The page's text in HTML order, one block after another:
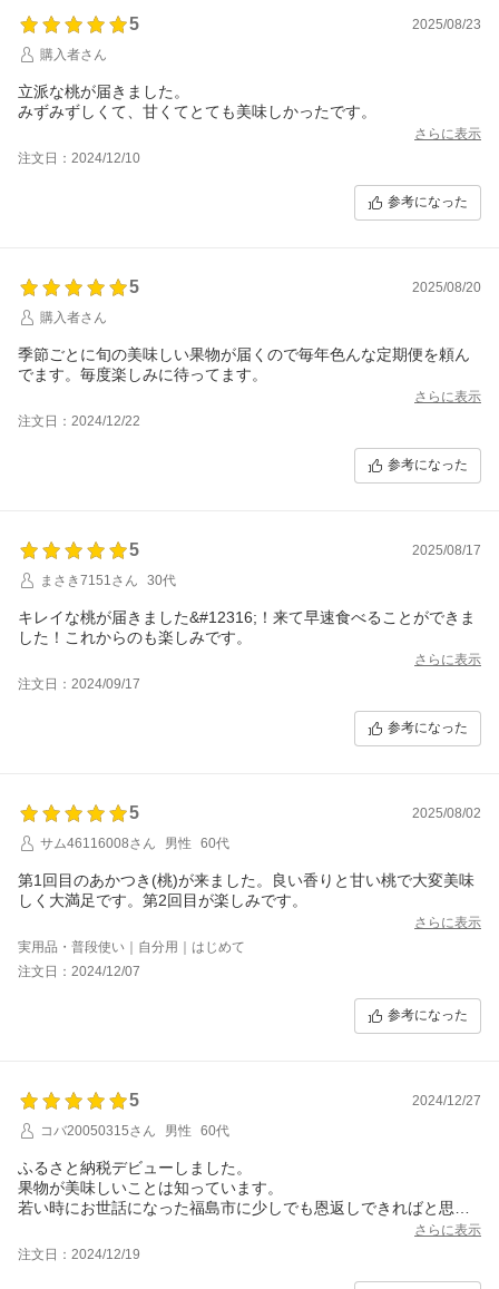
5
2025/08/23
購入者さん
立派な桃が届きました。
みずみずしくて、甘くてとても美味しかったです。
さらに表示
注文日：2024/12/10
参考になった
5
2025/08/20
購入者さん
季節ごとに旬の美味しい果物が届くので毎年色んな定期便を頼ん
でます。毎度楽しみに待ってます。
さらに表示
注文日：2024/12/22
参考になった
5
2025/08/17
まさき7151さん
30代
キレイな桃が届きました&#12316;！来て早速食べることができま
した！これからのも楽しみです。
さらに表示
注文日：2024/09/17
参考になった
5
2025/08/02
サム46116008さん
男性 60代
第1回目のあかつき(桃)が来ました。良い香りと甘い桃で大変美味
しく大満足です。第2回目が楽しみです。
さらに表示
実用品・普段使い｜自分用｜はじめて
注文日：2024/12/07
参考になった
5
2024/12/27
コバ20050315さん
男性 60代
ふるさと納税デビューしました。
果物が美味しいことは知っています。
若い時にお世話になった福島市に少しでも恩返しできればと思い
さらに表示
注文日：2024/12/19